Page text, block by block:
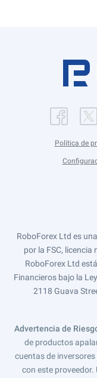
Política de
RoboForex Ltd es
por la FSC,
RoboForex Ltd
Financieros bajo la
2118 Guava
Advertencia de
de productos
cuentas de
con este proveedor.